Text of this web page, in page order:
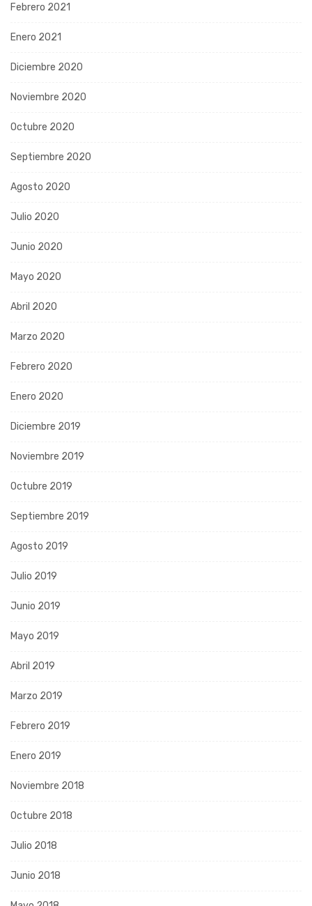
Febrero 2021
Enero 2021
Diciembre 2020
Noviembre 2020
Octubre 2020
Septiembre 2020
Agosto 2020
Julio 2020
Junio 2020
Mayo 2020
Abril 2020
Marzo 2020
Febrero 2020
Enero 2020
Diciembre 2019
Noviembre 2019
Octubre 2019
Septiembre 2019
Agosto 2019
Julio 2019
Junio 2019
Mayo 2019
Abril 2019
Marzo 2019
Febrero 2019
Enero 2019
Noviembre 2018
Octubre 2018
Julio 2018
Junio 2018